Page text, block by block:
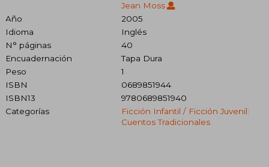
Jean Moss
Año
2005
Idioma
Inglés
N° páginas
40
Encuadernación
Tapa Dura
Peso
1
ISBN
0689851944
ISBN13
9780689851940
Categorías
Ficción Infantil / Ficción Juvenil:
Cuentos Tradicionales